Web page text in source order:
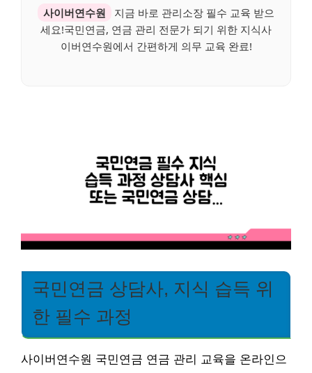
사이버연수원
지금 바로 관리소장 필수 교육 받으
세요!국민연금, 연금 관리 전문가 되기 위한 지식사
이버연수원에서 간편하게 의무 교육 완료!
국민연금 상담사, 지식 습득 위
한 필수 과정
사이버연수원 국민연금 연금 관리 교육을 온라인으